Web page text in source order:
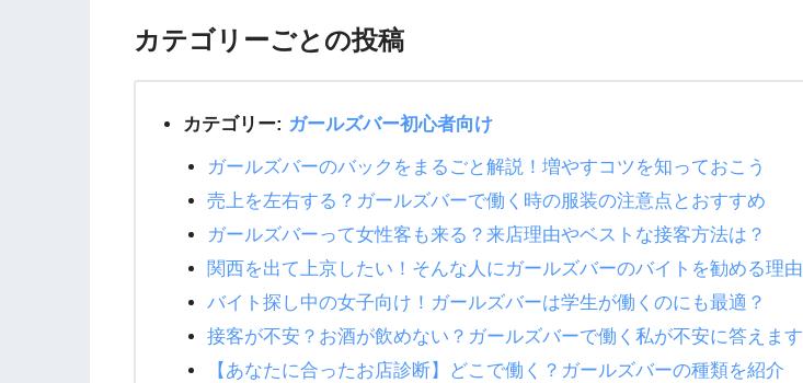
カテゴリーごとの投稿
カテゴリー: ガールズバー初心者向け
ガールズバーのバックをまるごと解説！増やすコツを知っておこう
売上を左右する？ガールズバーで働く時の服装の注意点とおすすめ
ガールズバーって女性客も来る？来店理由やベストな接客方法は？
関西を出て上京したい！そんな人にガールズバーのバイトを勧める理由
バイト探し中の女子向け！ガールズバーは学生が働くのにも最適？
接客が不安？お酒が飲めない？ガールズバーで働く私が不安に答えます
【あなたに合ったお店診断】どこで働く？ガールズバーの種類を紹介